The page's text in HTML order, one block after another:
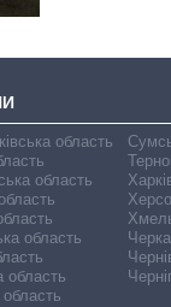
область
область
область
область
область